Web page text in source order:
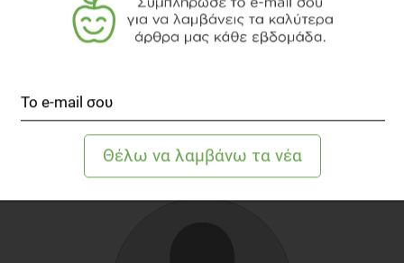
Αναδημοσίευση του περιοδικού "Ευεξία & Διατροφή", τεύχος 68,
Οκτώβριος-Νοέμβριος-Δεκέμβριος 2014, σελίδα 20.